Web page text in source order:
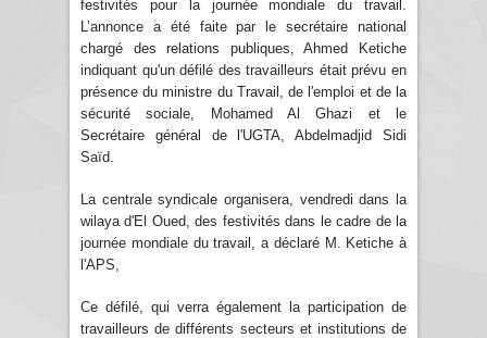
festivités pour la journée mondiale du travail.
L’annonce a été faite par le secrétaire national
chargé des relations publiques, Ahmed Ketiche
indiquant qu'un défilé des travailleurs était prévu en
présence du ministre du Travail, de l'emploi et de la
sécurité sociale, Mohamed Al Ghazi et le
Secrétaire général de l'UGTA, Abdelmadjid Sidi
Saïd.
La centrale syndicale organisera, vendredi dans la
wilaya d'El Oued, des festivités dans le cadre de la
journée mondiale du travail, a déclaré M. Ketiche à
l'APS,
Ce défilé, qui verra également la participation de
travailleurs de différents secteurs et institutions de